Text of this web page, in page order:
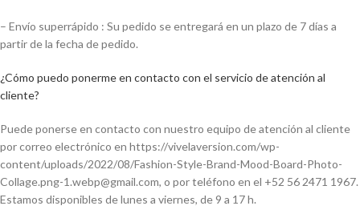
– Envío superrápido : Su pedido se entregará en un plazo de 7 días a
partir de la fecha de pedido.
¿Cómo puedo ponerme en contacto con el servicio de atención al
cliente?
Puede ponerse en contacto con nuestro equipo de atención al cliente
por correo electrónico en https://vivelaversion.com/wp-
content/uploads/2022/08/Fashion-Style-Brand-Mood-Board-Photo-
Collage.png-1.webp@gmail.com, o por teléfono en el +52 56 2471 1967.
Estamos disponibles de lunes a viernes, de 9 a 17 h.